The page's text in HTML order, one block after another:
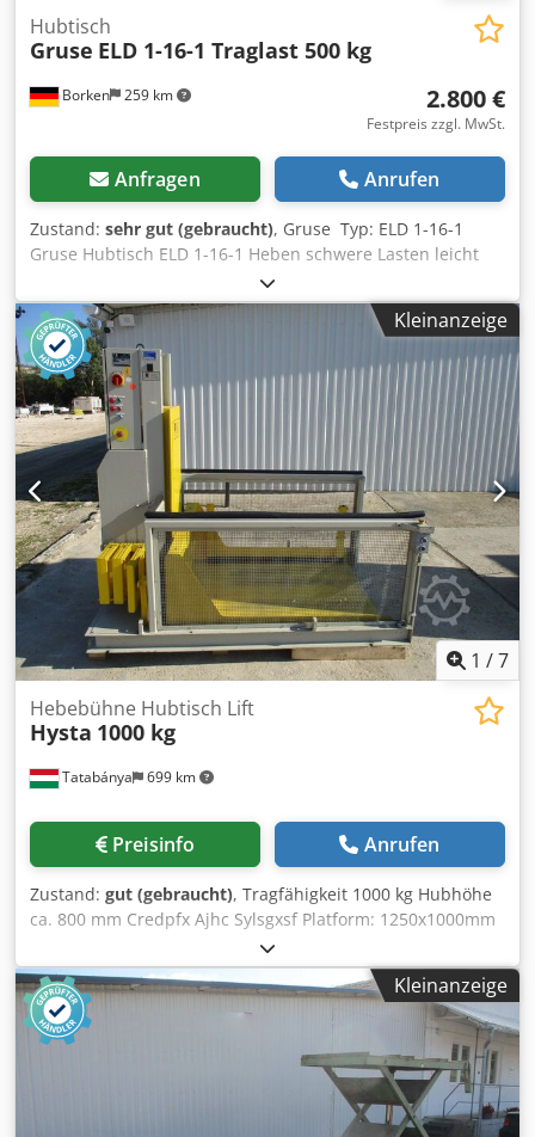
Borken 259 km
Hubtisch
Gruse ELD 1-16-1 Traglast 500 kg
2.800 €
Festpreis zzgl. MwSt.
Anfragen Anrufen
Zustand: sehr gut (gebraucht), Gruse Typ: ELD 1-16-1
Gruse Hubtisch ELD 1-16-1 Heben schwere Lasten leicht
Scherenhubtisch: Hubtisch mit Doppelschere Hubtisch ELD
Typenerläuterung: Typenbezeichnung ELD Traglast 500 kg
Bauhöhe 350 mm Nutzhub 1600 mm Endhöhe 1950 mm
Tischplatte 1250 x 800 mm Unterrahmen 1250 x 750 mm
Hubzeit ca. 21 sec. Leistung 2,3 kW Gewicht ca. 600 kg
Zustand: gebraucht / used Lieferumfang: (Siehe Bild)
(Änderungen und Irrtümer in den technischen Daten,
Angaben sind vorbehalten!) Weitere Fragen können wir
gerne am Telefon für Sie beantworten. Cjdpfezgclyox
Agxsrf
Kleinanzeige
1 /7
Tatabánya 699 km
Hebebühne Hubtisch Lift
Hysta 1000 kg
Preisinfo Anrufen
Zustand: gut (gebraucht), Tragfähigkeit 1000 kg Hubhöhe
ca. 800 mm Credpfx Ajhc Sylsgxsf Platform: 1250x1000mm
Kleinanzeige